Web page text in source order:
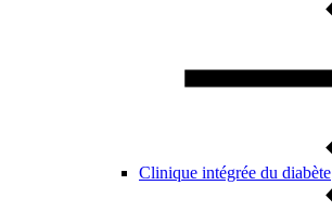
Clinique intégrée du diabète